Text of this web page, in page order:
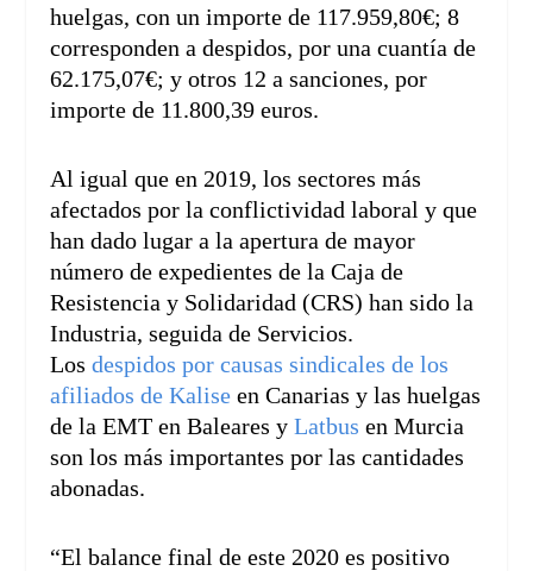
huelgas, con un importe de 117.959,80€; 8
corresponden a despidos, por una cuantía de
62.175,07€; y otros 12 a sanciones, por
importe de 11.800,39 euros.
Al igual que en 2019, los sectores más
afectados por la conflictividad laboral y que
han dado lugar a la apertura de mayor
número de expedientes de la Caja de
Resistencia y Solidaridad (CRS) han sido la
Industria, seguida de Servicios.
Losdespidos por causas sindicales de los
afiliados de Kalise en Canarias y las huelgas
de la EMT en Baleares yLatbus en Murcia
son los más importantes por las cantidades
abonadas.
“El balance final de este 2020 es positivo